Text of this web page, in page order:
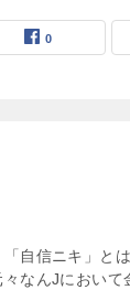
0
「自信ニキ」と
なんJにおいて